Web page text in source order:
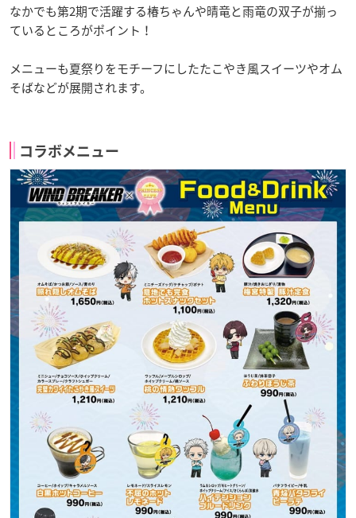
なかでも第2期で活躍する椿ちゃんや晴竜と雨竜の双子が揃っ
ているところがポイント！
メニューも夏祭りをモチーフにしたたこやき風スイーツやオム
そばなどが展開されます。
コラボメニュー